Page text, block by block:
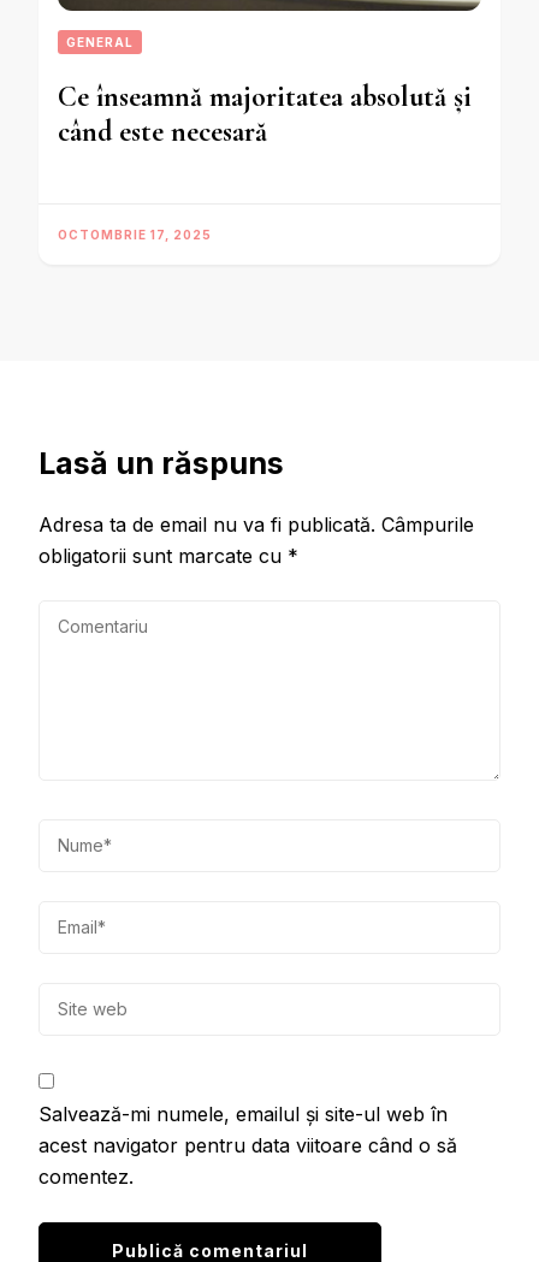
GENERAL
Ce înseamnă majoritatea absolută și
când este necesară
OCTOMBRIE 17, 2025
Lasă un răspuns
Adresa ta de email nu va fi publicată. Câmpurile
obligatorii sunt marcate cu *
Salvează-mi numele, emailul și site-ul web în
acest navigator pentru data viitoare când o să
comentez.